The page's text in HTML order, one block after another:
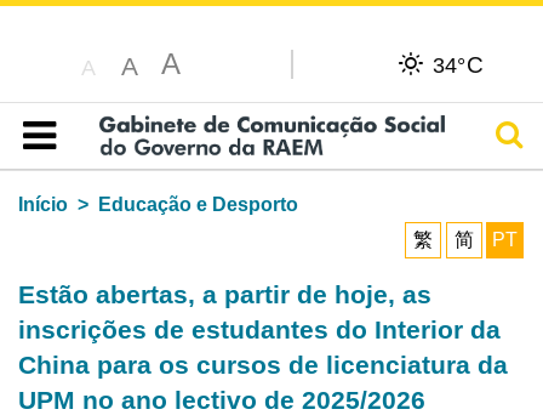
A A A 34°C
Índice
Início
Educação e Desporto
繁
简 PT
Estão abertas, a partir de hoje, as
inscrições de estudantes do Interior da
China para os cursos de licenciatura da
UPM no ano lectivo de 2025/2026